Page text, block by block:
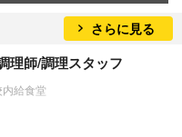
さらに見る
理師/調理スタッフ
給食堂